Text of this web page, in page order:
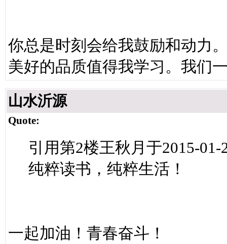
你总是时刻会给我鼓励和动力
美好的品质值得我学习。我们
山水沂源
Quote:
引用第2楼王秋月于2015-
纯粹读书，纯粹生活！
一起加油！青春奋斗！